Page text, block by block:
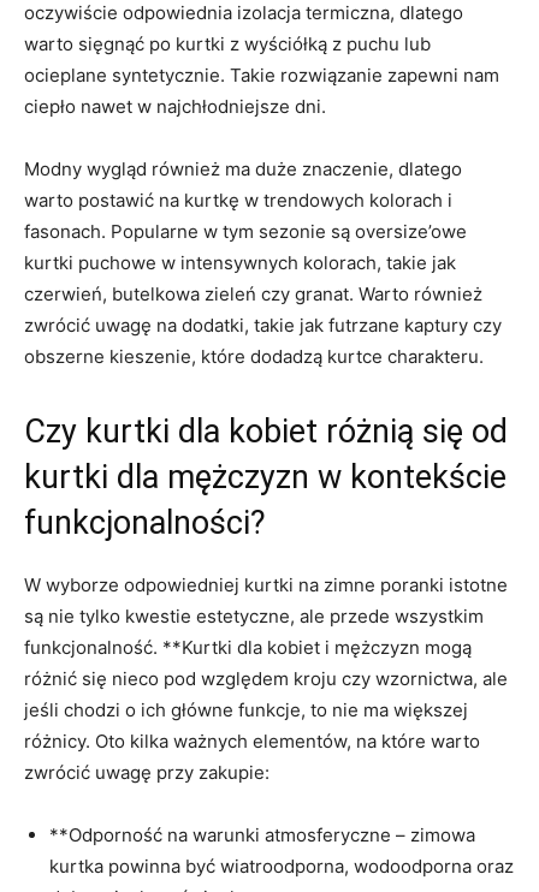
oczywiście odpowiednia izolacja termiczna, dlatego
warto sięgnąć po kurtki z wyściółką z puchu lub
ocieplane syntetycznie. Takie rozwiązanie zapewni nam
ciepło nawet w najchłodniejsze dni.
Modny wygląd również ma duże znaczenie, dlatego
warto postawić na kurtkę w trendowych kolorach i
fasonach. Popularne w tym sezonie są oversize’owe
kurtki puchowe w intensywnych kolorach, takie jak
czerwień, butelkowa zieleń czy granat. Warto również
zwrócić uwagę na dodatki, takie jak futrzane kaptury czy
obszerne kieszenie, które dodadzą kurtce charakteru.
Czy kurtki dla kobiet różnią się od
kurtki dla mężczyzn w kontekście
funkcjonalności?
W wyborze odpowiedniej kurtki na zimne poranki istotne
są nie tylko kwestie estetyczne, ale przede wszystkim
funkcjonalność. **Kurtki dla kobiet i mężczyzn mogą
różnić się nieco pod względem kroju czy wzornictwa, ale
jeśli chodzi o ich główne funkcje, to nie ma większej
różnicy. Oto kilka ważnych elementów, na które warto
zwrócić uwagę przy zakupie:
**Odporność na warunki atmosferyczne – zimowa
kurtka powinna być wiatroodporna, wodoodporna oraz